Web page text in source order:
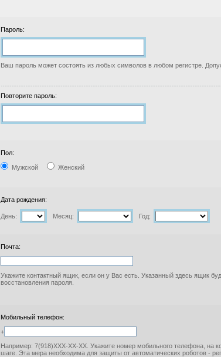
Пароль:
Ваш пароль может состоять из любых символов в любом регистре.
Повторите пароль:
Пол:
Мужской Женский
Дата рождения:
День: Месяц: Год:
Почта:
Укажите контактный ящик, если он у Вас есть. Указанный здесь ящик
восстановления пароля.
Мобильный телефон:
+
Например: 7(918)XXX-XX-XX. Укажите номер мобильного телефона, на
шаге. Эта мера необходима для защиты от автоматических роботов -